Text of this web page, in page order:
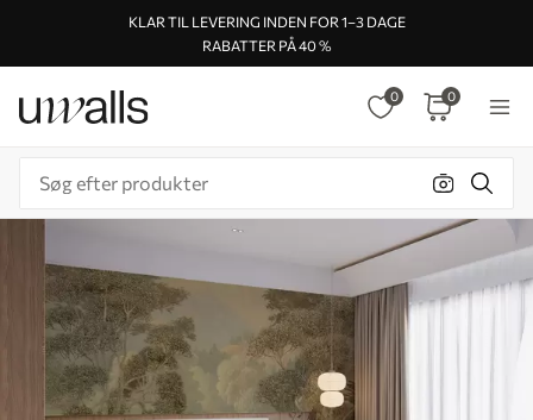
KLAR TIL LEVERING INDEN FOR 1–3 DAGE
RABATTER PÅ 40 %
0 0